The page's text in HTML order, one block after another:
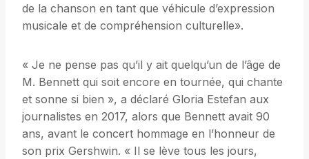
de la chanson en tant que véhicule d’expression
musicale et de compréhension culturelle».
« Je ne pense pas qu’il y ait quelqu’un de l’âge de
M. Bennett qui soit encore en tournée, qui chante
et sonne si bien », a déclaré Gloria Estefan aux
journalistes en 2017, alors que Bennett avait 90
ans, avant le concert hommage en l’honneur de
son prix Gershwin. « Il se lève tous les jours,